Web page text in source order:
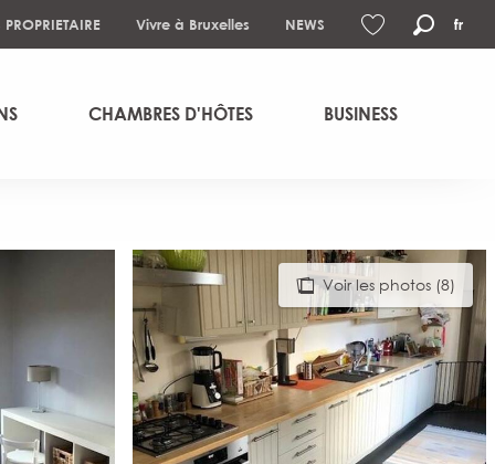
fr
PROPRIETAIRE Vivre à Bruxelles NEWS
CHAMBRES D'HÔTES BUSINESS
Voir les photos (8)